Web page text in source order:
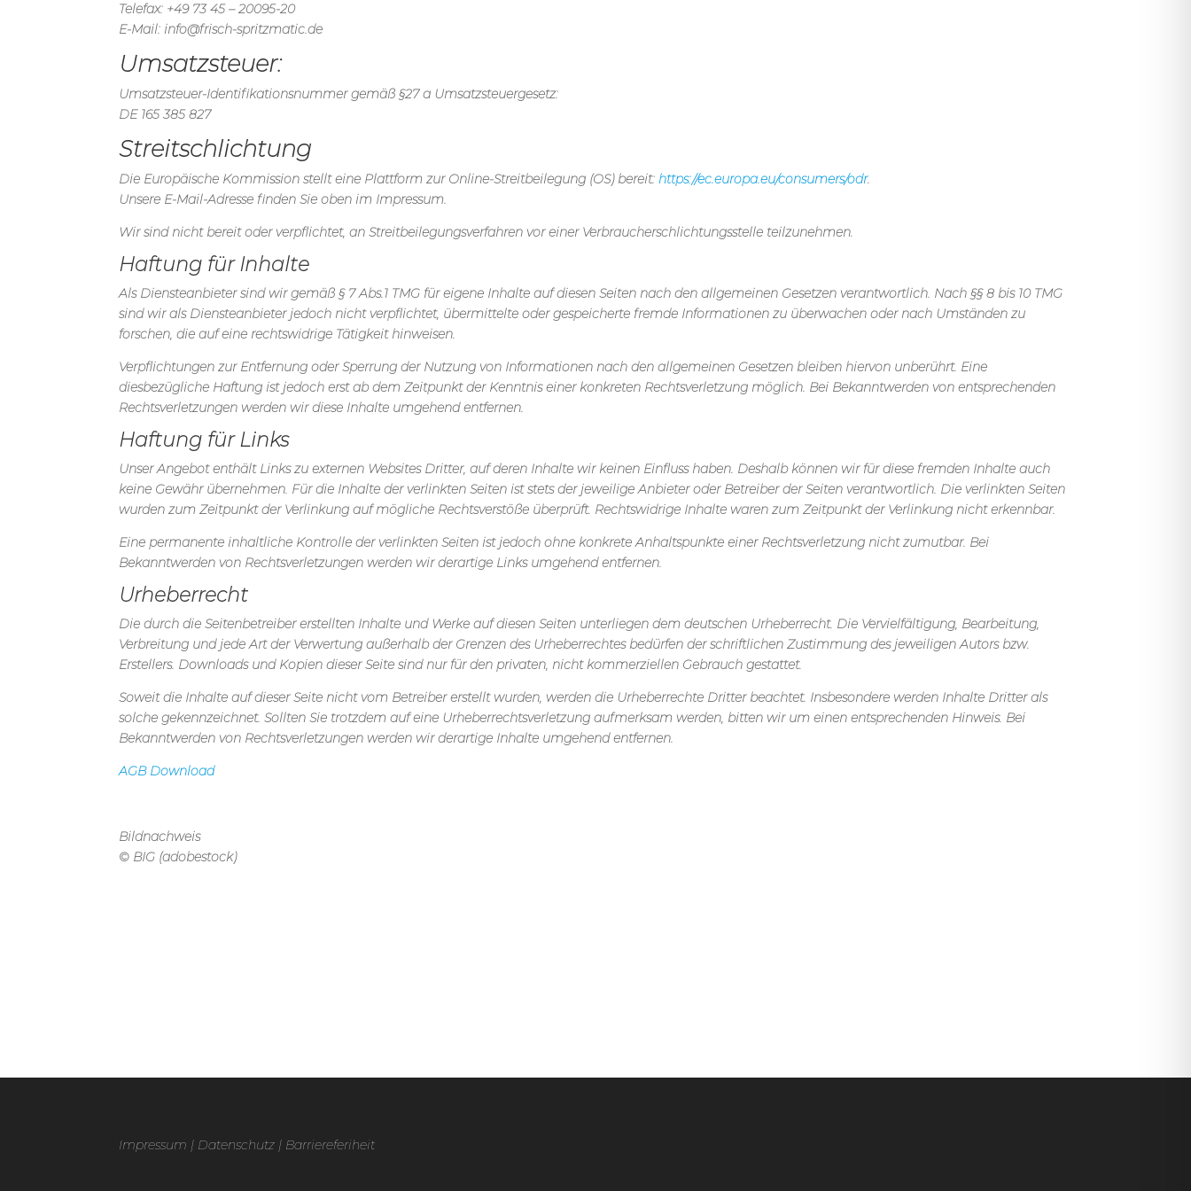
Telefax: +49 73 45 – 20095-20
E-Mail: info@frisch-spritzmatic.de
Umsatzsteuer:
Umsatzsteuer-Identifikationsnummer gemäß §27 a Umsatzsteuergesetz:
DE 165 385 827
Streitschlichtung
Die Europäische Kommission stellt eine Plattform zur Online-Streitbeilegung (OS) bereit: https://ec.europa.eu/consumers/odr.
Unsere E-Mail-Adresse finden Sie oben im Impressum.
Wir sind nicht bereit oder verpflichtet, an Streitbeilegungsverfahren vor einer Verbraucherschlichtungsstelle teilzunehmen.
Haftung für Inhalte
Als Diensteanbieter sind wir gemäß § 7 Abs.1 TMG für eigene Inhalte auf diesen Seiten nach den allgemeinen Gesetzen verantwortlich. Nach §§ 8 bis 10 TMG
sind wir als Diensteanbieter jedoch nicht verpflichtet, übermittelte oder gespeicherte fremde Informationen zu überwachen oder nach Umständen zu
forschen, die auf eine rechtswidrige Tätigkeit hinweisen.
Verpflichtungen zur Entfernung oder Sperrung der Nutzung von Informationen nach den allgemeinen Gesetzen bleiben hiervon unberührt. Eine
diesbezügliche Haftung ist jedoch erst ab dem Zeitpunkt der Kenntnis einer konkreten Rechtsverletzung möglich. Bei Bekanntwerden von entsprechenden
Rechtsverletzungen werden wir diese Inhalte umgehend entfernen.
Haftung für Links
Unser Angebot enthält Links zu externen Websites Dritter, auf deren Inhalte wir keinen Einfluss haben. Deshalb können wir für diese fremden Inhalte auch
keine Gewähr übernehmen. Für die Inhalte der verlinkten Seiten ist stets der jeweilige Anbieter oder Betreiber der Seiten verantwortlich. Die verlinkten Seiten
wurden zum Zeitpunkt der Verlinkung auf mögliche Rechtsverstöße überprüft. Rechtswidrige Inhalte waren zum Zeitpunkt der Verlinkung nicht erkennbar.
Eine permanente inhaltliche Kontrolle der verlinkten Seiten ist jedoch ohne konkrete Anhaltspunkte einer Rechtsverletzung nicht zumutbar. Bei
Bekanntwerden von Rechtsverletzungen werden wir derartige Links umgehend entfernen.
Urheberrecht
Die durch die Seitenbetreiber erstellten Inhalte und Werke auf diesen Seiten unterliegen dem deutschen Urheberrecht. Die Vervielfältigung, Bearbeitung,
Verbreitung und jede Art der Verwertung außerhalb der Grenzen des Urheberrechtes bedürfen der schriftlichen Zustimmung des jeweiligen Autors bzw.
Erstellers. Downloads und Kopien dieser Seite sind nur für den privaten, nicht kommerziellen Gebrauch gestattet.
Soweit die Inhalte auf dieser Seite nicht vom Betreiber erstellt wurden, werden die Urheberrechte Dritter beachtet. Insbesondere werden Inhalte Dritter als
solche gekennzeichnet. Sollten Sie trotzdem auf eine Urheberrechtsverletzung aufmerksam werden, bitten wir um einen entsprechenden Hinweis. Bei
Bekanntwerden von Rechtsverletzungen werden wir derartige Inhalte umgehend entfernen.
AGB Download
Bildnachweis
© BIG (adobestock)
Impressum | Datenschutz | Barriereferiheit